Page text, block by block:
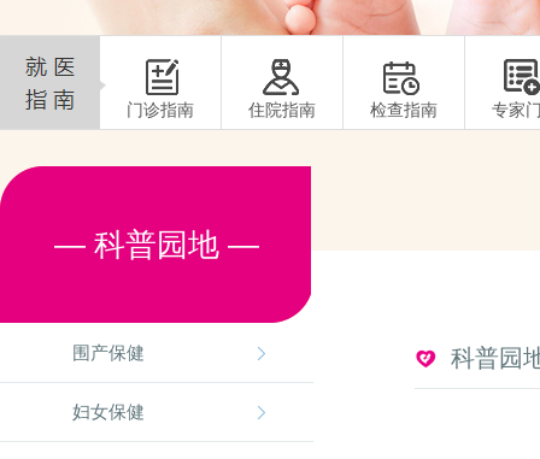
门诊指南 住院指南 检查指南 专家
— 科普园地 —
围产保健
妇女保健
科普园